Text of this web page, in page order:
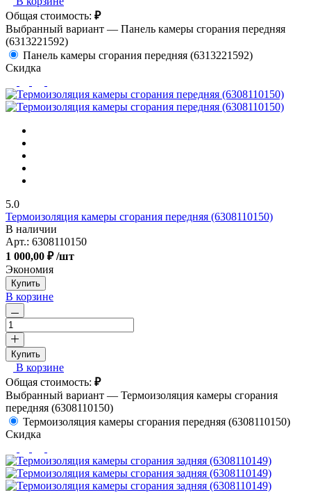
Общая стоимость: ₽
Выбранный вариант — Панель камеры сгорания передняя
(6313221592)
Панель камеры сгорания передняя (6313221592)
Скидка
5.0
Термоизоляция камеры сгорания передняя (6308110150)
В наличии
Арт.: 6308110150
1 000,00 ₽/шт
Экономия
Купить
В корзине
Купить
В корзине
Общая стоимость: ₽
Выбранный вариант — Термоизоляция камеры сгорания
передняя (6308110150)
Термоизоляция камеры сгорания передняя (6308110150)
Скидка